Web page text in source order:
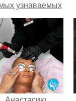
узнаваемых
голливуда,
за глянцевым
фасадом
скрывалась
огромная